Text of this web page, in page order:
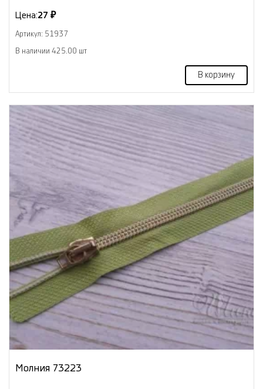
Цена:27 ₽
Артикул: 51937
В наличии 425.00 шт
В корзину
Молния 73223